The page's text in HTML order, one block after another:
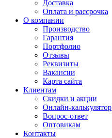
Доставка
Оплата и рассрочка
О компании
Производство
Гарантия
Портфолио
Отзывы
Реквизиты
Вакансии
Карта сайта
Клиентам
Скидки и акции
Онлайн-калькулятор
Вопрос-ответ
Оптовикам
Контакты